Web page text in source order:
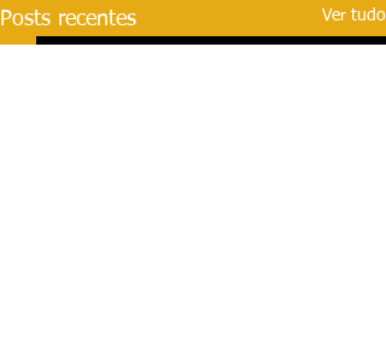
Posts recentes Ver tudo